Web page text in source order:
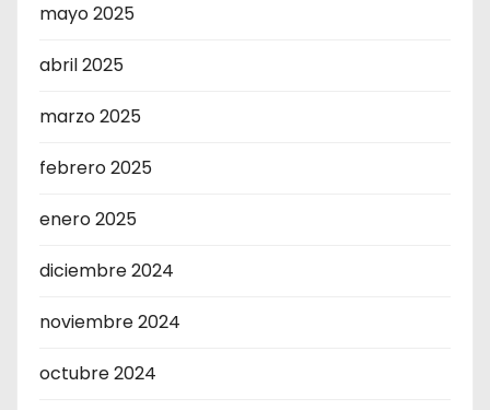
mayo 2025
abril 2025
marzo 2025
febrero 2025
enero 2025
diciembre 2024
noviembre 2024
octubre 2024